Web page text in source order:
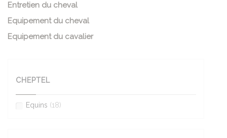
Entretien du cheval
Equipement du cheval
Equipement du cavalier
CHEPTEL
Equins (18)